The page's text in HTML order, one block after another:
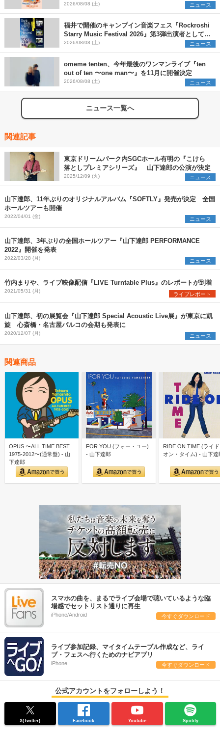
早割チケット発売開始
2026/08/08 (土) ニュース
福井で開催のキャンプイン音楽フェス『Rockroshi
Starry Music Festival 2026』第3弾出演者として
SCOOBIE DO、かりゆし58、Reiを発表
2026/08/08 (土) ニュース
omeme tenten、今年最後のワンマンライブ『ten
out of ten 〜one man〜』を11月に開催決定
2026/08/08 (土) ニュース
ニュース一覧へ
関連記事
東京ドリームパーク内SGCホール有明の『こけら
落としプレミアシリーズ』 山下達郎の公演が決定
2025/12/09 (火) ニュース
山下達郎、11年ぶりのオリジナルアルバム『SOFTLY』発売が決定 全国
ホールツアーも開催
2022/04/01 (金) ニュース
山下達郎、3年ぶりの全国ホールツアー『山下達郎 PERFORMANCE
2022』開催を発表
2022/03/28 (月) ニュース
竹内まりや、ライブ映像配信『LIVE Turntable Plus』のレポートが到着
2021/05/31 (月) ライブレポート
山下達郎、初の展覧会『山下達郎 Special Acoustic Live展』が東京に凱
旋 心斎橋・名古屋パルコの会期も発表に
2020/12/07 (月) ニュース
関連商品
OPUS 〜ALL TIME BEST
1975-2012〜(通常盤) - 山
下達郎
FOR YOU (フォー・ユー)
- 山下達郎
RIDE ON TIME (ライ
オン・タイム) - 山下達
スマホの曲を、まるでライブ会場で聴いているような臨
場感でセットリスト通りに再生
iPhone/Android 今すぐダウンロード
ライブ参加記録、マイタイムテーブル作成など、ライ
ブ・フェスへ行くためのナビアプリ
iPhone 今すぐダウンロード
公式アカウントをフォローしよう！
X(Twitter) Facebook Youtube Spotify